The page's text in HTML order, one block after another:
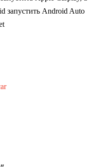
запустить Android Auto